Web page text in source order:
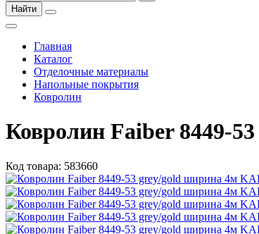
Найти
Главная
Каталог
Отделочные материалы
Напольные покрытия
Ковролин
Ковролин Faiber 8449-
Код товара: 583660